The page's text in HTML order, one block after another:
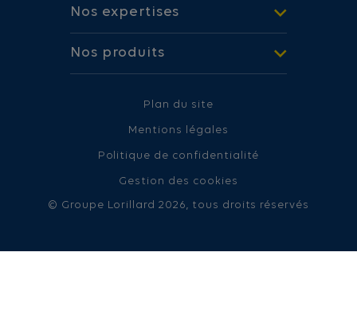
Nos expertises
Nos produits
© Groupe Lorillard 2026, tous droits réservés
Plan du site
Mentions légales
Politique de confidentialité
Gestion des cookies